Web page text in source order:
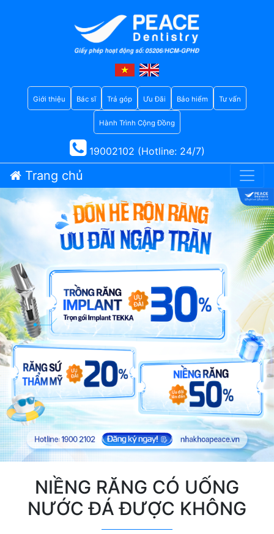
Giới thiệu Bác sĩ Trả góp Ưu Đãi Bảo hiểm Tư vấn
Hành Trình Cộng Đồng
19002102 (Hotline: 24/7)
Trang chủ
NIỀNG RĂNG CÓ UỐNG
NƯỚC ĐÁ ĐƯỢC KHÔNG